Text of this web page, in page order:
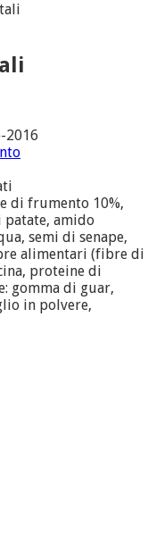
2016
di frumento 10%,
amido
semi di senape,
alimentari (fibre di
proteine di
gomma di guar,
in polvere,